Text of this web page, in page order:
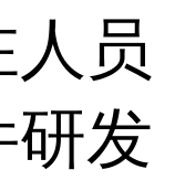
人员
研发